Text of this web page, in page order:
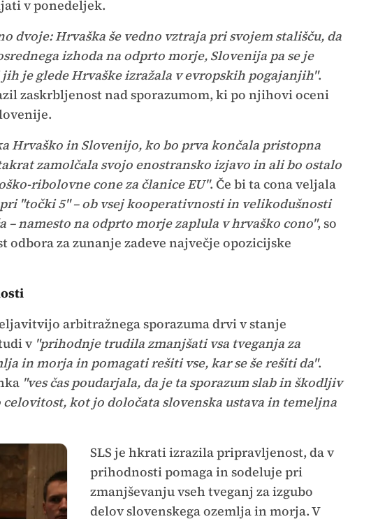
v ponedeljek.
dvoje: Hrvaška še vedno vztraja pri svojem stališču, da
izhoda na odprto morje, Slovenija pa se je
je glede Hrvaške izražala v evropskih pogajanjih".
zaskrbljenost nad sporazumom, ki po njihovi oceni
Hrvaško in Slovenijo, ko bo prva končala pristopna
zamolčala svojo enostransko izjavo in ali bo ostalo
ribolovne cone za članice EU". Če bi ta cona veljala
"točki 5" – ob vsej kooperativnosti in velikodušnosti
– namesto na odprto morje zaplula v hrvaško cono", so
odbora za zunanje zadeve največje opozicijske
arbitražnega sporazuma drvi v stanje
v "prihodnje trudila zmanjšati vsa tveganja za
in morja in pomagati rešiti vse, kar se še rešiti da".
"ves čas poudarjala, da je ta sporazum slab in škodljiv
kot jo določata slovenska ustava in temeljna
SLS je hkrati izrazila pripravljenost, da v
prihodnosti pomaga in sodeluje pri
zmanjševanju vseh tveganj za izgubo
delov slovenskega ozemlja in morja. V